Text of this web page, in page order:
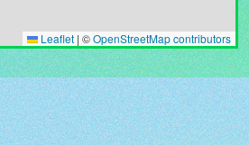
Leaflet | ©OpenStreetMap contributors